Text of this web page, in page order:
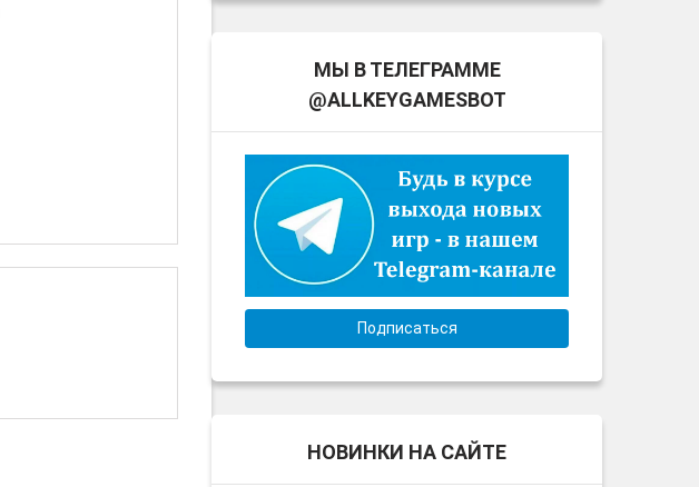
МЫ В ТЕЛЕГРАММЕ
@ALLKEYGAMESBOT
Подписаться
НОВИНКИ НА САЙТЕ